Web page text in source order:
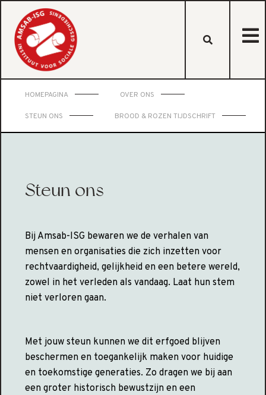
HOMEPAGINA OVER ONS
STEUN ONS BROOD & ROZEN TIJDSCHRIFT
Steun ons
Bij Amsab-ISG bewaren we de verhalen van
mensen en organisaties die zich inzetten voor
rechtvaardigheid, gelijkheid en een betere wereld,
zowel in het verleden als vandaag. Laat hun stem
niet verloren gaan.
Met jouw steun kunnen we dit erfgoed blijven
beschermen en toegankelijk maken voor huidige
en toekomstige generaties. Zo dragen we bij aan
een groter historisch bewustzijn en een